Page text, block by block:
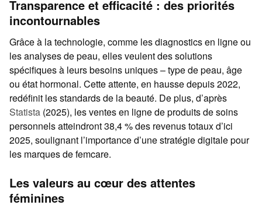
Transparence et efficacité : des priorités
incontournables
Grâce à la technologie, comme les diagnostics en ligne ou
les analyses de peau, elles veulent des solutions
spécifiques à leurs besoins uniques – type de peau, âge
ou état hormonal. Cette attente, en hausse depuis 2022,
redéfinit les standards de la beauté. De plus, d’après
Statista (2025), les ventes en ligne de produits de soins
personnels atteindront 38,4 % des revenus totaux d’ici
2025, soulignant l’importance d’une stratégie digitale pour
les marques de femcare.
Les valeurs au cœur des attentes
féminines